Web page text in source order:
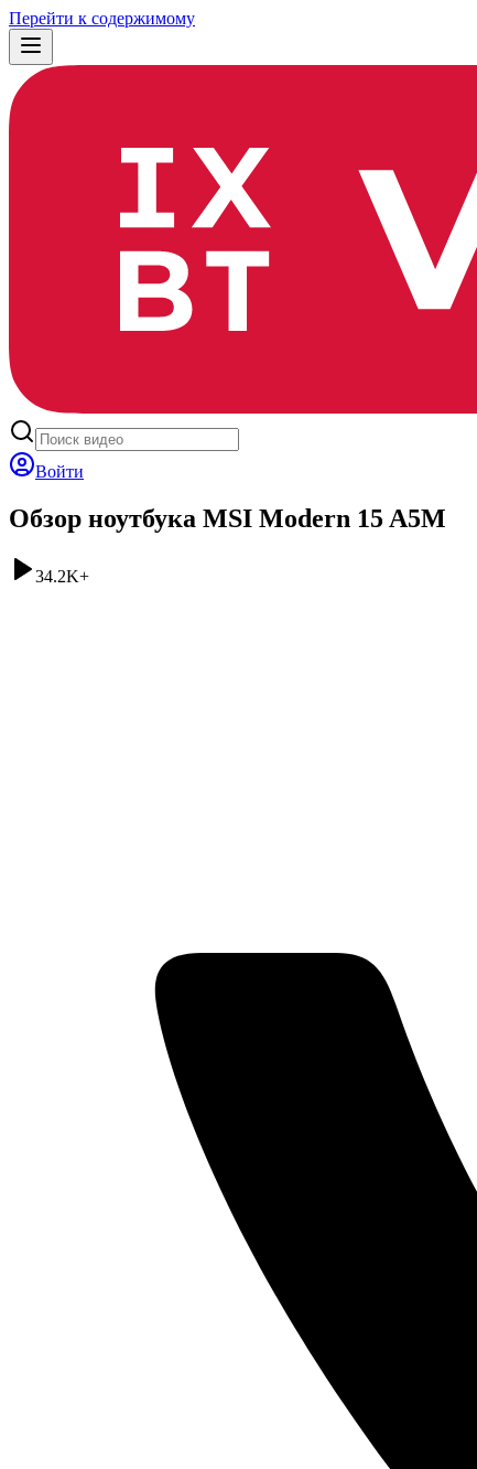
Перейти к содержимому
Войти
Обзор ноутбука MSI Modern 15 A5M
34.2K+